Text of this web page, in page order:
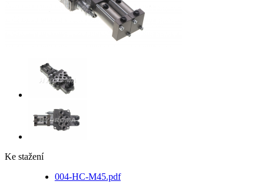
Ke stažení
004-HC-M45.pdf